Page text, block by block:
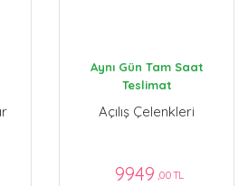
Aynı Gün Tam Saat
Teslimat
Açılış Çelenkleri
9949 ,00 TL